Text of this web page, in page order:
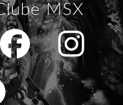
MSX